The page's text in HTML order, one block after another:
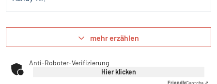
mehr erzählen
Anti-Roboter-Verifizierung
Hier klicken
FriendlyCaptcha ⇗